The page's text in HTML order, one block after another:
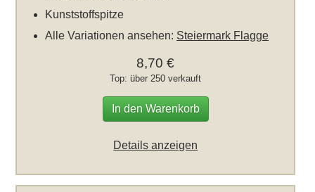
Kunststoffspitze
Alle Variationen ansehen: Steiermark Flagge
8,70 €
Top: über 250 verkauft
In den Warenkorb
Details anzeigen